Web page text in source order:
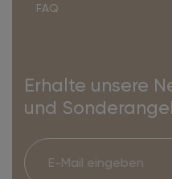
FAQ
Erhalte unsere
und